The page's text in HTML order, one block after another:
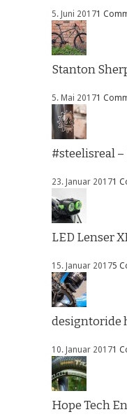
5. Juni 20171
Stanton
5. Mai 20171
#steelisreal
23. Januar 20171
LED Lenser
15. Januar 20175
designtoride
10. Januar 20171
Hope Tech